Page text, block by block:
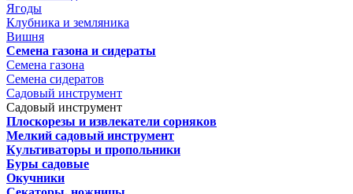
Ягоды
Клубника и земляника
Вишня
Семена газона и сидераты
Семена газона
Семена сидератов
Садовый инструмент
Садовый инструмент
Плоскорезы и извлекатели сорняков
Мелкий садовый инструмент
Культиваторы и пропольники
Буры садовые
Окучники